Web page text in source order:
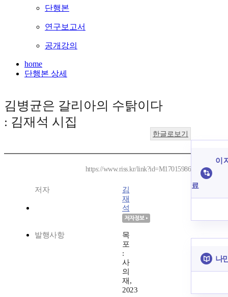
단행본
연구보고서
공개강의
home
단행본 상세
김병균은 갈리아의 수탉이다
: 김재석 시집
한글로보기
https://www.riss.kr/link?id=M17015986
저자
김
재
석
발행사항
목
포
:
사
의
재,
2023
이
료
나